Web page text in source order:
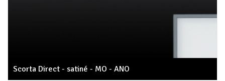
Scorta Direct - satiné - MO - ANO